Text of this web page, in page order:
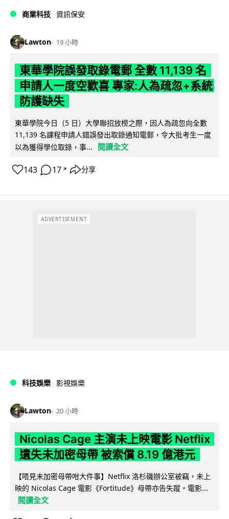
商業科技 資訊保安
Lawton 19 小時
東華學院誤發取錄電郵 全數 11,139 名
申請人一度空歡喜 專家:人為疏忽+系統
防護缺失
東華學院今日（5 日）大學聯招放榜之際，因人為疏忽向全數
11,139 名課程申請人錯誤發出取錄通知電郵，令大批考生一度
以為獲得學位取錄，事...
閱讀全文
143 17 ↗ 分享
ADVERTISEMENT
科技娛樂 影視娛樂
Lawton 20 小時
Nicolas Cage 主演未上映電影 Netflix
遺失未加密母帶 被索償 8.19 億港元
【唔見未加密母帶咁大件事】Netflix 洛杉磯辦公室被竊，未上
映的 Nicolas Cage 電影《Fortitude》母帶亦告失蹤。電影...
閱讀全文